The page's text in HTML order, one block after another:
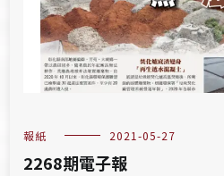
報紙 2021-05-27
2268期電子報